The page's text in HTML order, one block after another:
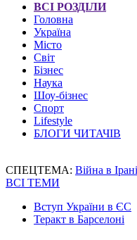
ВСІ РОЗДІЛИ
Головна
Україна
Місто
Світ
Бізнес
Наука
Шоу-бізнес
Спорт
Lifestyle
БЛОГИ ЧИТАЧІВ
СПЕЦТЕМА: Війна в Ірані
ВСІ ТЕМИ
Вступ України в ЄС
Теракт в Барселоні